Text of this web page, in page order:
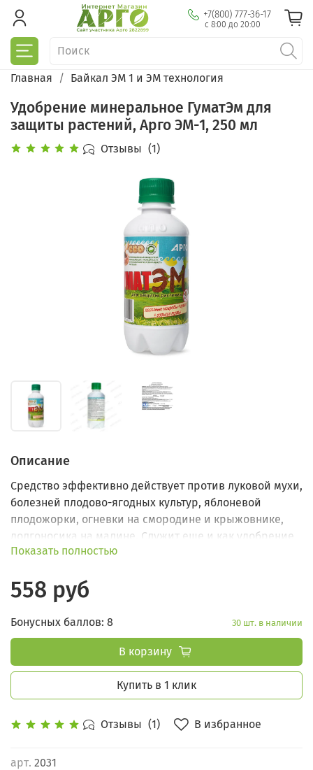
+7(800) 777-36-17
с 8:00 до 20:00
Главная Байкал ЭМ 1 и ЭМ технология
Удобрение минеральное ГуматЭм для
защиты растений, Арго ЭМ-1, 250 мл
Отзывы (1)
Отзывы (1) В избранное
арт. 2031
Описание
Средство эффективно действует против луковой мухи,
болезней плодово-ягодных культур, яблоневой
плодожорки, огневки на смородине и крыжовнике,
долгоносика на малине. Служит еще и как удобрение
для почвы и растений.
Показать полностью
558 руб
Бонусных баллов: 8 30 шт. в наличии
В корзину
Купить в 1 клик